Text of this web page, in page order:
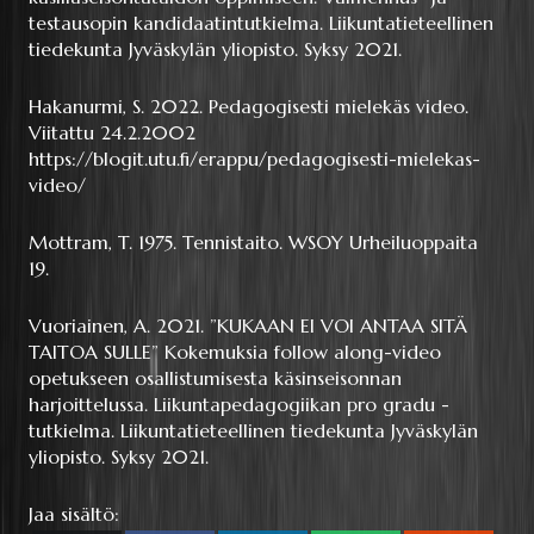
testausopin kandidaatintutkielma. Liikuntatieteellinen
tiedekunta Jyväskylän yliopisto. Syksy 2021.
Hakanurmi, S. 2022. Pedagogisesti mielekäs video.
Viitattu 24.2.2002
https://blogit.utu.fi/erappu/pedagogisesti-mielekas-
video/
Mottram, T. 1975. Tennistaito. WSOY Urheiluoppaita
19.
Vuoriainen, A. 2021. ”KUKAAN EI VOI ANTAA SITÄ
TAITOA SULLE” Kokemuksia follow along-video
opetukseen osallistumisesta käsinseisonnan
harjoittelussa. Liikuntapedagogiikan pro gradu -
tutkielma. Liikuntatieteellinen tiedekunta Jyväskylän
yliopisto. Syksy 2021.
Jaa sisältö: